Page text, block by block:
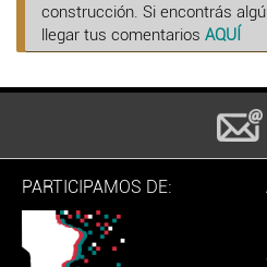
construcción. Si encontrás
llegar tus comentarios AQUÍ
PARTICIPAMOS DE: